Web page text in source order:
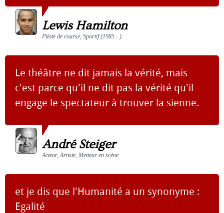
Lewis Hamilton
Pilote de course, Sportif (1985 - )
Le théâtre ne dit jamais la vérité, mais
c'est parce qu'il ne dit pas la vérité qu'il
engage le spectateur à trouver la sienne.
André Steiger
Acteur, Artiste, Metteur en scène
et je dis que l'Humanité a un synonyme :
Egalité